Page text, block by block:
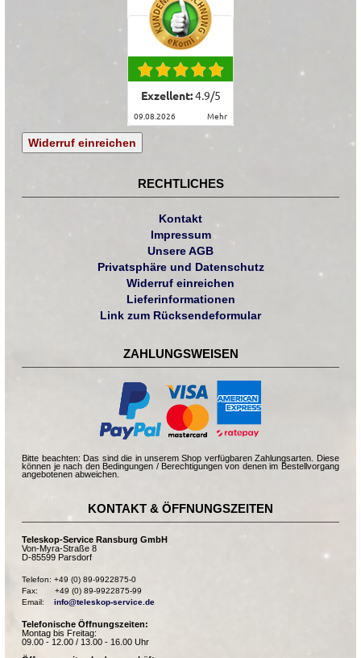
Exzellent:4.9/5
09.08.2026 mehr
Widerruf einreichen
RECHTLICHES
Kontakt
Impressum
Unsere AGB
Privatsphäre und Datenschutz
Widerruf einreichen
Lieferinformationen
Link zum Rücksendeformular
ZAHLUNGSWEISEN
Bitte beachten: Das sind die in unserem Shop verfügbaren Zahlungsarten. Diese
können je nach den Bedingungen / Berechtigungen von denen im Bestellvorgang
angebotenen abweichen.
KONTAKT & ÖFFNUNGSZEITEN
Teleskop-Service Ransburg GmbH
Von-Myra-Straße 8
D-85599 Parsdorf
Telefon: +49 (0) 89-9922875-0
Fax:       +49 (0) 89-9922875-99
Email: info@teleskop-service.de
Telefonische Öffnungszeiten:
Montag bis Freitag:
09.00 - 12.00 / 13.00 - 16.00 Uhr